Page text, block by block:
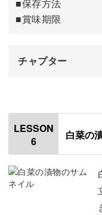
■保存方法
■賞味期限
チャプター
はじめに
福神漬けを煮る
保存容器に入れる
LESSON
6
白菜の